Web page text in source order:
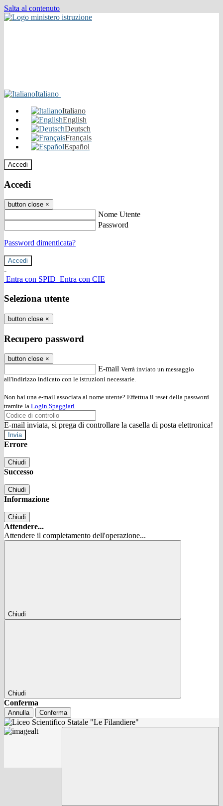
Salta al contenuto
Italiano
Italiano
English
Deutsch
Français
Español
Accedi
Accedi
button close ×
Nome Utente
Password
Password dimenticata?
-
Entra con SPID Entra con CIE
Seleziona utente
button close ×
Recupero password
button close ×
E-mail Verrà inviato un messaggio
all'indirizzo indicato con le istruzioni necessarie.
Non hai una e-mail associata al nome utente? Effettua il reset della password
tramite la Login Spaggiari
E-mail inviata, si prega di controllare la casella di posta elettronica!
Errore
Chiudi
Successo
Chiudi
Informazione
Chiudi
Attendere...
Attendere il completamento dell'operazione...
Chiudi
Chiudi
Conferma
Annulla Conferma